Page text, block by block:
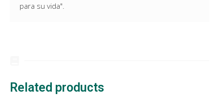
para su vida".
Related products